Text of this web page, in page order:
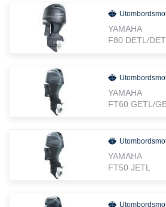
YAMAHA
F80 DETL/
YAMAHA
FT60 GETL/
YAMAHA
FT50 JETL